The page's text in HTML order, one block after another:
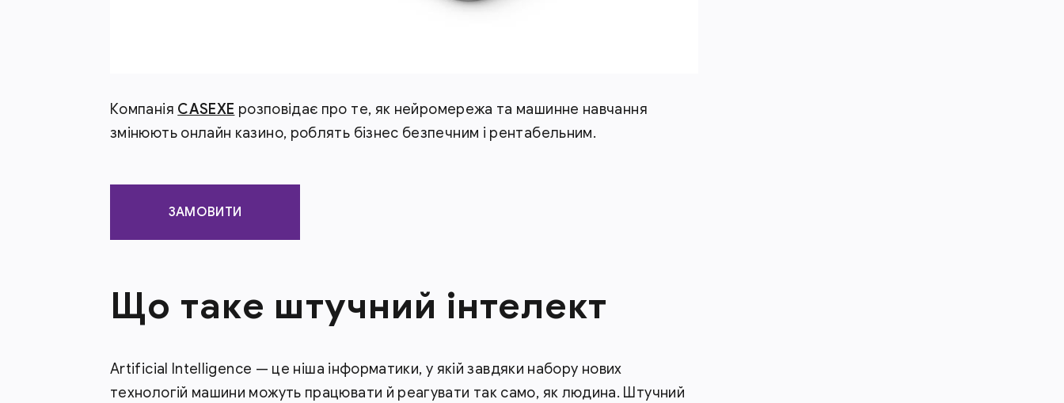
Компанія CASEXE розповідає про те, як нейромережа та машинне навчання
змінюють онлайн казино, роблять бізнес безпечним і рентабельним.
ЗАМОВИТИ
Що таке штучний інтелект
Artificial Intelligence — це ніша інформатики, у якій завдяки набору нових
технологій машини можуть працювати й реагувати так само, як людина. Штучний